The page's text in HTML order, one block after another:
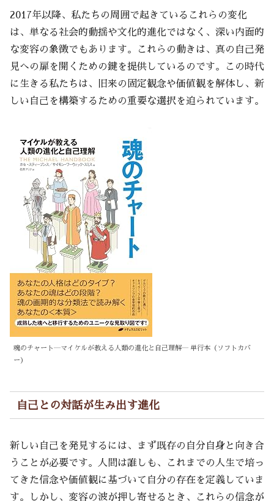
2017年以降、私たちの周囲で起きているこれらの変化
は、単なる社会的動揺や文化的進化ではなく、深い内面的
な変容の象徴でもあります。これらの動きは、真の自己発
見への扉を開くための鍵を提供しているのです。この時代
に生きる私たちは、旧来の固定観念や価値観を解体し、新
しい自己を構築するための重要な選択を迫られています。
魂のチャート―マイケルが教える人類の進化と自己理解― 単行本（ソフトカバ
ー）
自己との対話が生み出す進化
新しい自己を発見するには、まず既存の自分自身と向き合
うことが必要です。人間は誰しも、これまでの人生で培っ
てきた信念や価値観に基づいて自分の存在を定義していま
す。しかし、変容の波が押し寄せるとき、これらの信念が